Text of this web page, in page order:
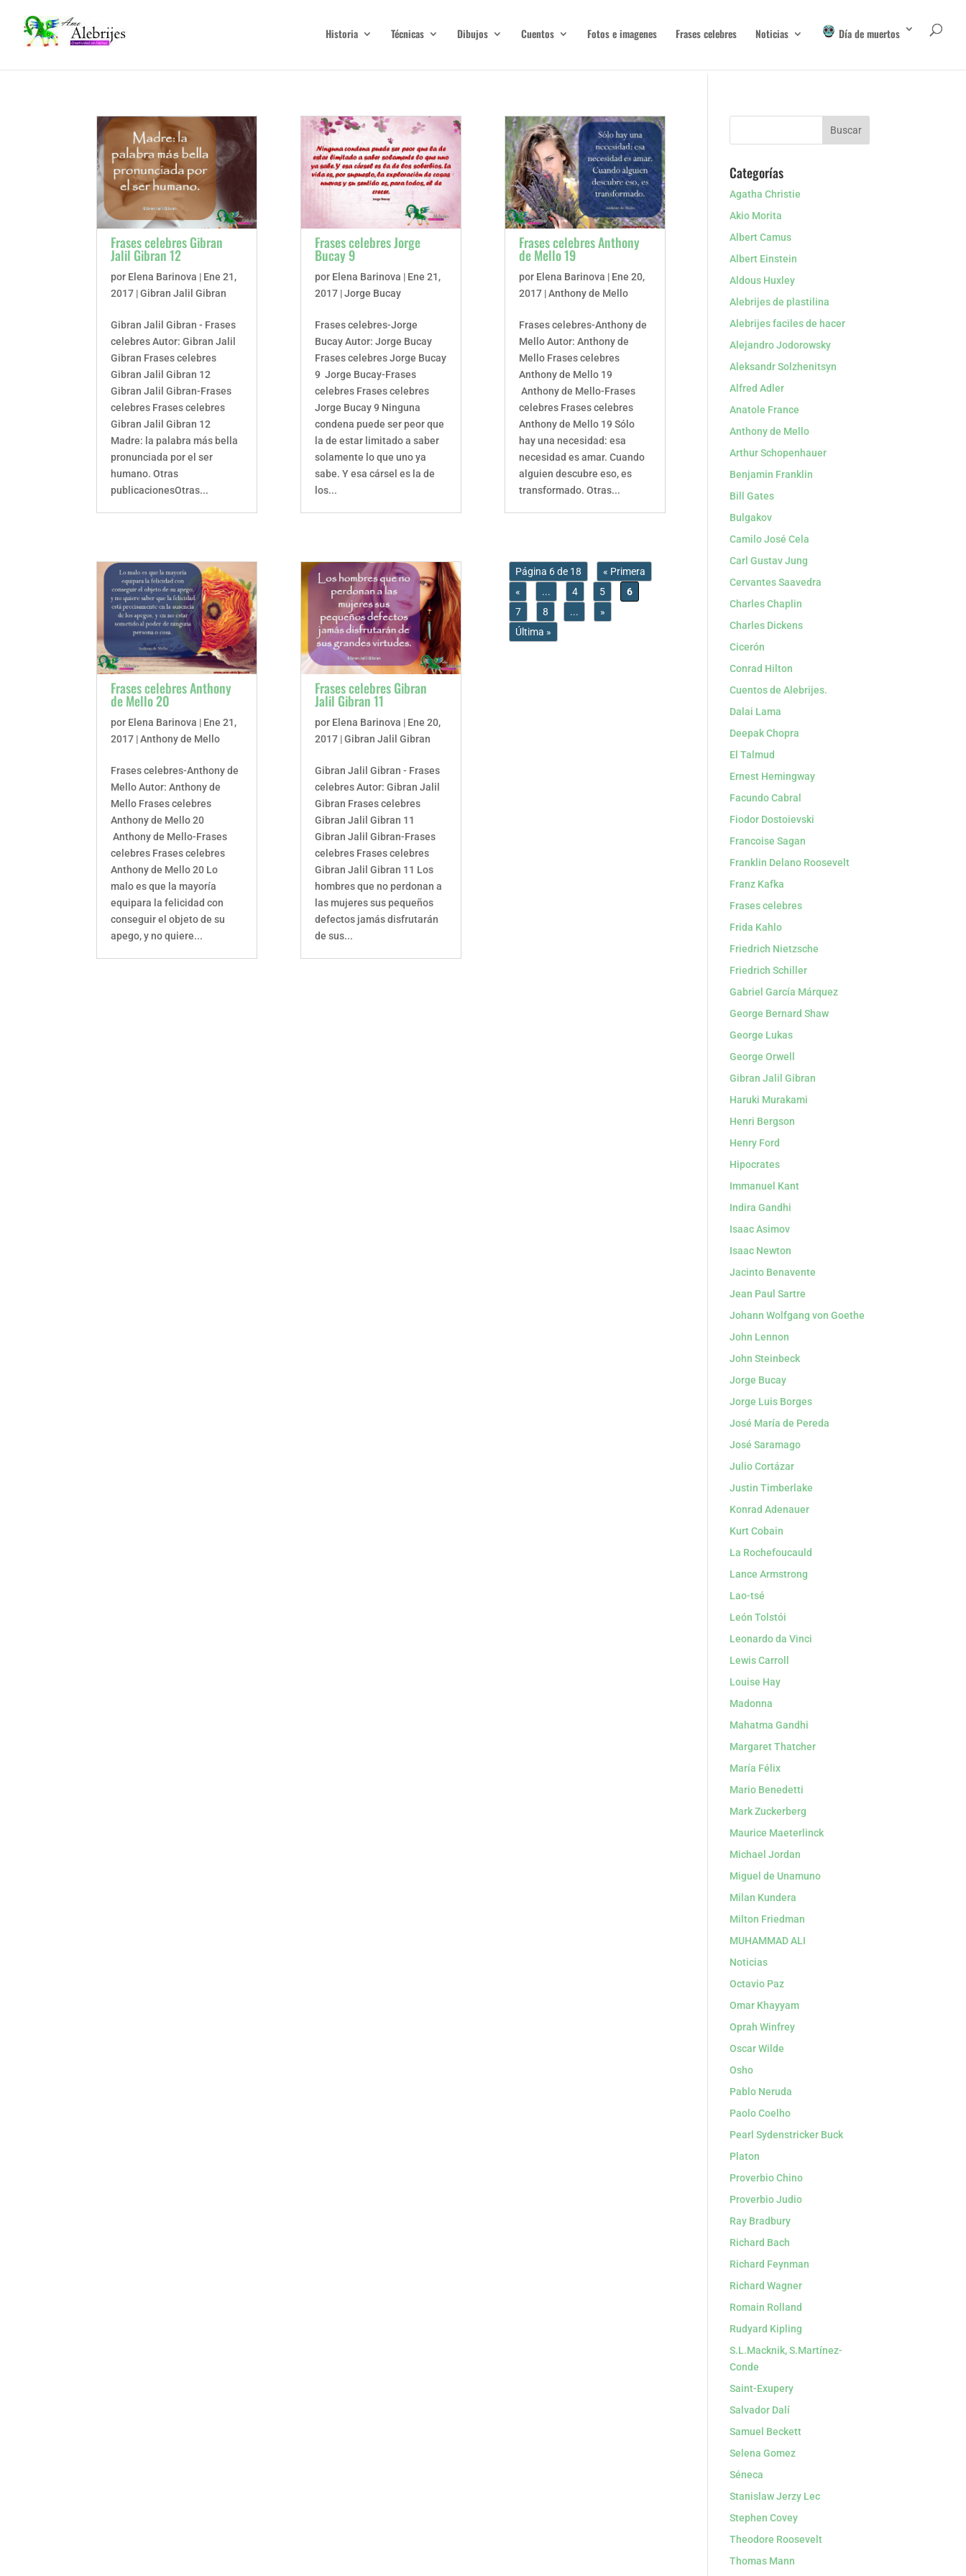
Historia Técnicas Dibujos Cuentos Fotos e imagenes Frases celebres Noticias Día de muertos
Frases celebres Gibran
Jalil Gibran 12
por Elena Barinova | Ene 21,
2017 |Gibran Jalil Gibran
Gibran Jalil Gibran - Frases
celebres Autor: Gibran Jalil
Gibran Frases celebres
Gibran Jalil Gibran 12
Gibran Jalil Gibran-Frases
celebres Frases celebres
Gibran Jalil Gibran 12
Madre: la palabra más bella
pronunciada por el ser
humano. Otras
publicacionesOtras...
Frases celebres Anthony
de Mello 20
por Elena Barinova | Ene 21,
2017 |Anthony de Mello
Frases celebres-Anthony de
Mello Autor: Anthony de
Mello Frases celebres
Anthony de Mello 20
Anthony de Mello-Frases
celebres Frases celebres
Anthony de Mello 20 Lo
malo es que la mayoría
equipara la felicidad con
conseguir el objeto de su
apego, y no quiere...
Frases celebres Jorge
Bucay 9
por Elena Barinova | Ene 21,
2017 |Jorge Bucay
Frases celebres-Jorge
Bucay Autor: Jorge Bucay
Frases celebres Jorge Bucay
9 Jorge Bucay-Frases
celebres Frases celebres
Jorge Bucay 9 Ninguna
condena puede ser peor que
la de estar limitado a saber
solamente lo que uno ya
sabe. Y esa cársel es la de
los...
Frases celebres Gibran
Jalil Gibran 11
por Elena Barinova | Ene 20,
2017 |Gibran Jalil Gibran
Gibran Jalil Gibran - Frases
celebres Autor: Gibran Jalil
Gibran Frases celebres
Gibran Jalil Gibran 11
Gibran Jalil Gibran-Frases
celebres Frases celebres
Gibran Jalil Gibran 11 Los
hombres que no perdonan a
las mujeres sus pequeños
defectos jamás disfrutarán
de sus...
Frases celebres Anthony
de Mello 19
por Elena Barinova | Ene 20,
2017 |Anthony de Mello
Frases celebres-Anthony de
Mello Autor: Anthony de
Mello Frases celebres
Anthony de Mello 19
Anthony de Mello-Frases
celebres Frases celebres
Anthony de Mello 19 Sólo
hay una necesidad: esa
necesidad es amar. Cuando
alguien descubre eso, es
transformado. Otras...
Página 6 de 18
« Primera
«
... 4 5
6
7
8 ...
»
Última »
Categorías
Agatha Christie
Akio Morita
Albert Camus
Albert Einstein
Aldous Huxley
Alebrijes de plastilina
Alebrijes faciles de hacer
Alejandro Jodorowsky
Aleksandr Solzhenitsyn
Alfred Adler
Anatole France
Anthony de Mello
Arthur Schopenhauer
Benjamin Franklin
Bill Gates
Bulgakov
Camilo José Cela
Carl Gustav Jung
Cervantes Saavedra
Charles Chaplin
Charles Dickens
Cicerón
Conrad Hilton
Cuentos de Alebrijes.
Dalai Lama
Deepak Chopra
El Talmud
Ernest Hemingway
Facundo Cabral
Fiodor Dostoievski
Francoise Sagan
Franklin Delano Roosevelt
Franz Kafka
Frases celebres
Frida Kahlo
Friedrich Nietzsche
Friedrich Schiller
Gabriel García Márquez
George Bernard Shaw
George Lukas
George Orwell
Gibran Jalil Gibran
Haruki Murakami
Henri Bergson
Henry Ford
Hipocrates
Immanuel Kant
Indira Gandhi
Isaac Asimov
Isaac Newton
Jacinto Benavente
Jean Paul Sartre
Johann Wolfgang von Goethe
John Lennon
John Steinbeck
Jorge Bucay
Jorge Luis Borges
José María de Pereda
José Saramago
Julio Cortázar
Justin Timberlake
Konrad Adenauer
Kurt Cobain
La Rochefoucauld
Lance Armstrong
Lao-tsé
León Tolstói
Leonardo da Vinci
Lewis Carroll
Louise Hay
Madonna
Mahatma Gandhi
Margaret Thatcher
María Félix
Mario Benedetti
Mark Zuckerberg
Maurice Maeterlinck
Michael Jordan
Miguel de Unamuno
Milan Kundera
Milton Friedman
MUHAMMAD ALI
Noticias
Octavio Paz
Omar Khayyam
Oprah Winfrey
Oscar Wilde
Osho
Pablo Neruda
Paolo Coelho
Pearl Sydenstricker Buck
Platon
Proverbio Chino
Proverbio Judio
Ray Bradbury
Richard Bach
Richard Feynman
Richard Wagner
Romain Rolland
Rudyard Kipling
S.L.Macknik, S.Martínez-
Conde
Saint-Exupery
Salvador Dalí
Samuel Beckett
Selena Gomez
Séneca
Stanislaw Jerzy Lec
Stephen Covey
Theodore Roosevelt
Thomas Mann